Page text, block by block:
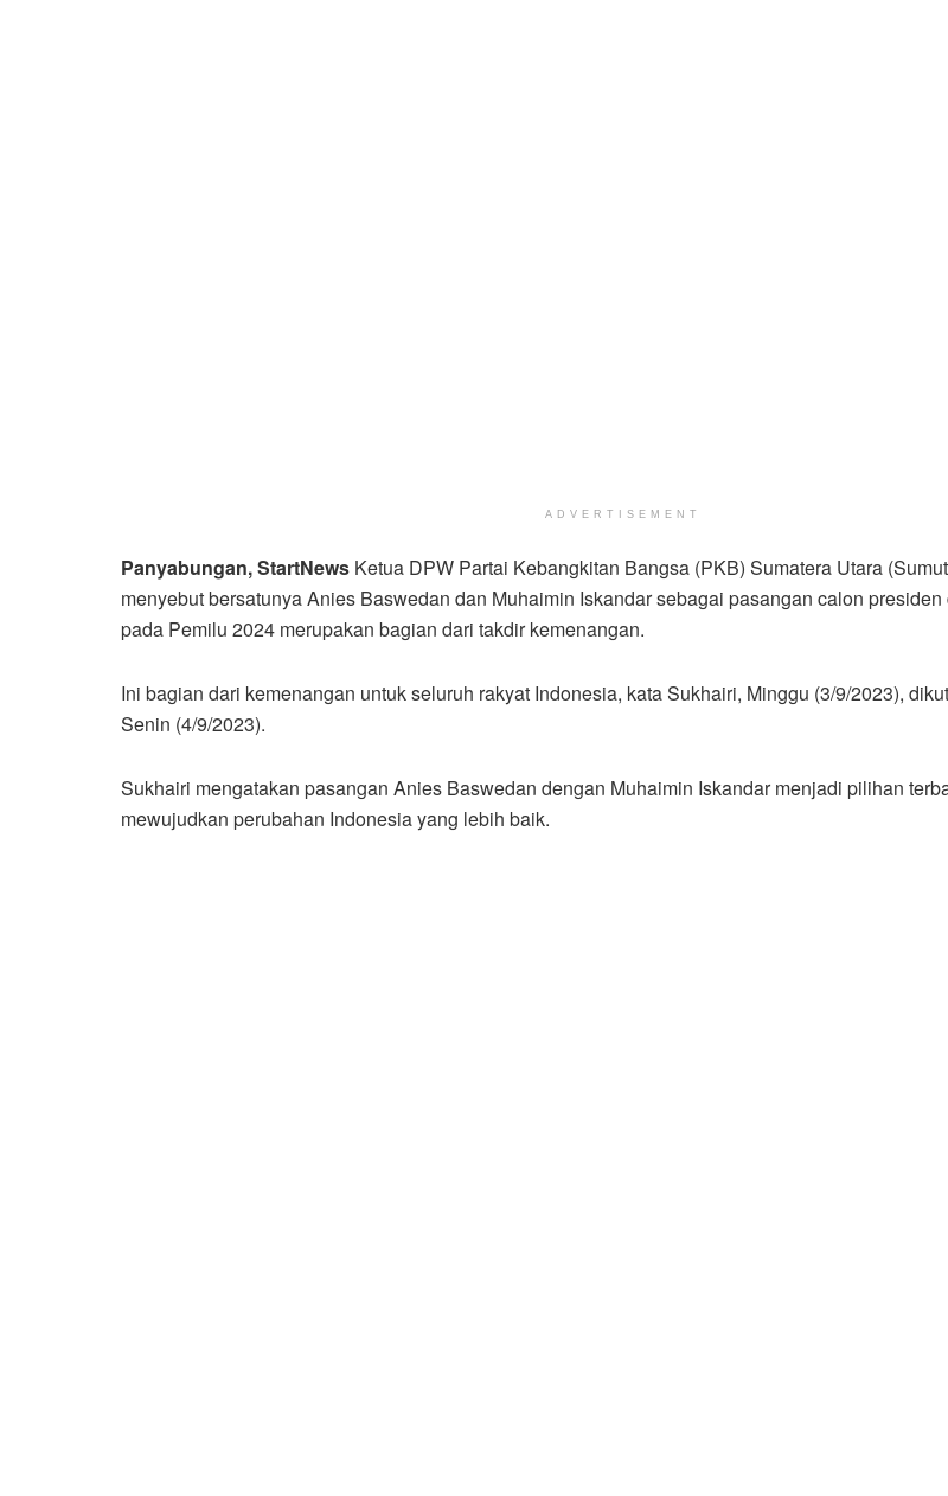
ADVERTISEMENT
Panyabungan, StartNews Ketua DPW Partai Kebangkitan Bangsa (PKB) Sumatera Utara
menyebut bersatunya Anies Baswedan dan Muhaimin Iskandar sebagai pasangan calon
pada Pemilu 2024 merupakan bagian dari takdir kemenangan.
Ini bagian dari kemenangan untuk seluruh rakyat Indonesia, kata Sukhairi, Minggu (3/9/2023),
Senin (4/9/2023).
Sukhairi mengatakan pasangan Anies Baswedan dengan Muhaimin Iskandar menjadi pilihan
mewujudkan perubahan Indonesia yang lebih baik.